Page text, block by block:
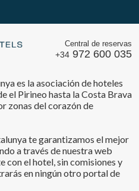
Central de reservas
+34 972 600 035
es la asociación de hoteles
el Pirineo hasta la Costa Brava
zonas del corazón de
te garantizamos el mejor
a través de nuestra web
con el hotel, sin comisiones y
en ningún otro portal de